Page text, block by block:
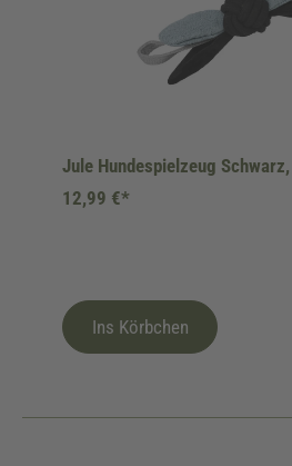
Jule Hundespielzeug
12,99 €*
Ins Körbchen